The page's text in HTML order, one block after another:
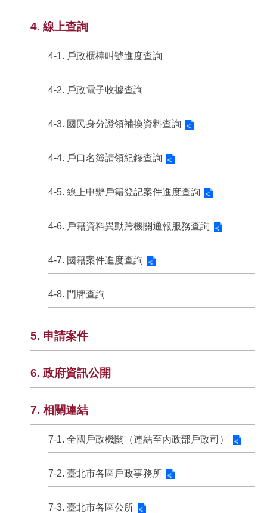
4. 線上查詢
4-1. 戶政櫃檯叫號進度查詢
4-2. 戶政電子收據查詢
4-3. 國民身分證領補換資料查詢
4-4. 戶口名簿請領紀錄查詢
4-5. 線上申辦戶籍登記案件進度查詢
4-6. 戶籍資料異動跨機關通報服務查詢
4-7. 國籍案件進度查詢
4-8. 門牌查詢
5. 申請案件
6. 政府資訊公開
7. 相關連結
7-1. 全國戶政機關（連結至內政部戶政司）
7-2. 臺北市各區戶政事務所
7-3. 臺北市各區公所